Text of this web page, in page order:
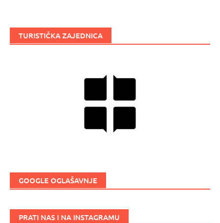
TURISTIČKA ZAJEDNICA
GOOGLE OGLAŠAVNJE
PRATI NAS I NA INSTAGRAMU